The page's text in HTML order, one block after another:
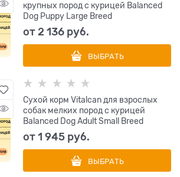
крупных пород с курицей Balanced
Dog Puppy Large Breed
от2 136 руб.
ВЫБРАТЬ
Сухой корм Vitalcan для взрослых
собак мелких пород с курицей
Balanced Dog Adult Small Breed
от1 945 руб.
ВЫБРАТЬ